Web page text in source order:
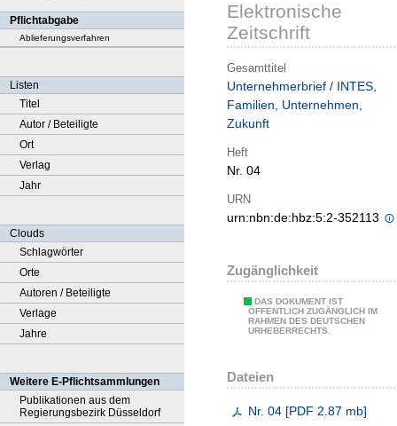
Pflichtabgabe
Ablieferungsverfahren
Listen
Titel
Autor / Beteiligte
Ort
Verlag
Jahr
Clouds
Schlagwörter
Orte
Autoren / Beteiligte
Verlage
Jahre
Weitere E-Pflichtsammlungen
Publikationen aus dem
Regierungsbezirk Düsseldorf
Elektronische
Zeitschrift
Gesamttitel
Unternehmerbrief / INTES,
Familien, Unternehmen,
Zukunft
Heft
Nr. 04
URN
urn:nbn:de:hbz:5:2-352113
Zugänglichkeit
DAS DOKUMENT IST
ÖFFENTLICH ZUGÄNGLICH IM
RAHMEN DES DEUTSCHEN
URHEBERRECHTS.
Dateien
Nr. 04 [PDF 2.87 mb]